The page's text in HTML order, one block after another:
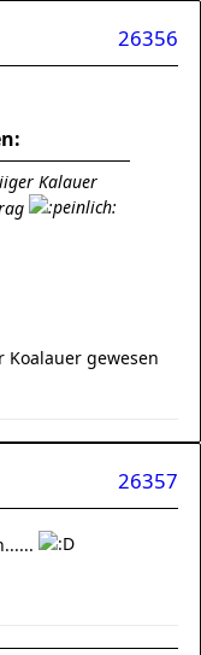
26356
Kalauer
gewesen
26357